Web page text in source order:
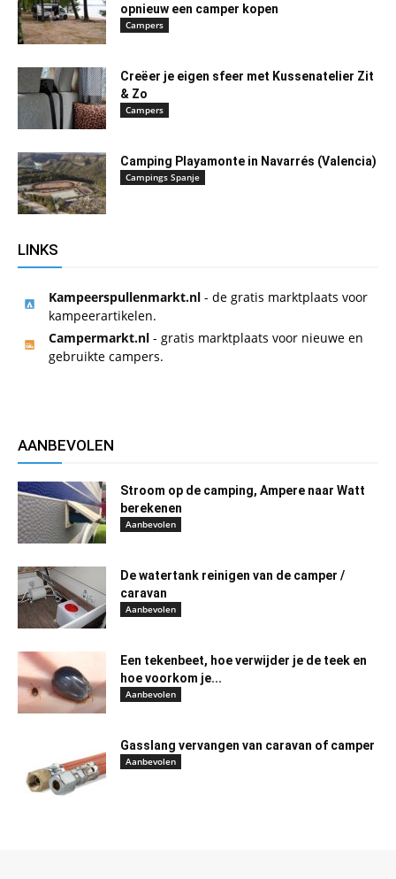
opnieuw een camper kopen
Campers
Creëer je eigen sfeer met Kussenatelier Zit
& Zo
Campers
Camping Playamonte in Navarrés (Valencia)
Campings Spanje
LINKS
Kampeerspullenmarkt.nl - de gratis marktplaats voor
kampeerartikelen.
Campermarkt.nl - gratis marktplaats voor nieuwe en
gebruikte campers.
AANBEVOLEN
Stroom op de camping, Ampere naar Watt
berekenen
Aanbevolen
De watertank reinigen van de camper /
caravan
Aanbevolen
Een tekenbeet, hoe verwijder je de teek en
hoe voorkom je...
Aanbevolen
Gasslang vervangen van caravan of camper
Aanbevolen